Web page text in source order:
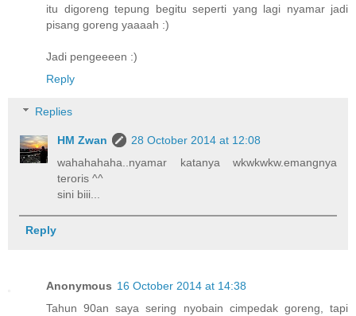
itu digoreng tepung begitu seperti yang lagi nyamar jadi
pisang goreng yaaaah :)
Jadi pengeeeen :)
Reply
Replies
HM Zwan
28 October 2014 at 12:08
wahahahaha..nyamar katanya wkwkwkw.emangnya
teroris ^^
sini biii...
Reply
Anonymous 16 October 2014 at 14:38
Tahun 90an saya sering nyobain cimpedak goreng, tapi